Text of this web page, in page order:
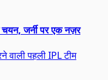
जर्नी पर एक नज़र